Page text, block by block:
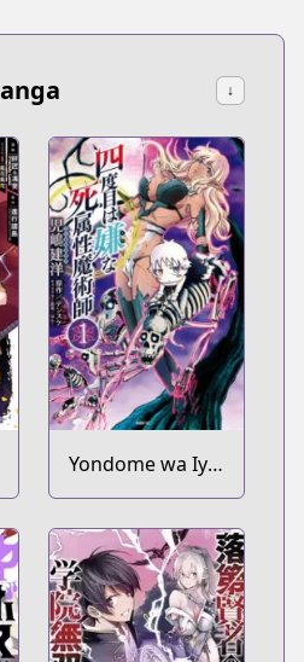
↓
Yondome wa Iya
na Shizokusei
Majutsushi